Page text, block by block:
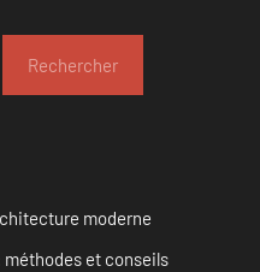
Rechercher
moderne
et conseils